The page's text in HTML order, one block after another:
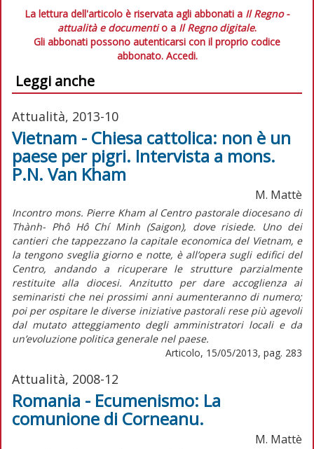
La lettura dell'articolo è riservata agli abbonati a Il Regno -
attualità e documentio a Il Regno digitale.
Gli abbonati possono autenticarsi con il proprio codice
abbonato. Accedi.
Leggi anche
Attualità, 2013-10
Vietnam - Chiesa cattolica: non è un
paese per pigri. Intervista a mons.
P.N. Van Kham
M. Mattè
Incontro mons. Pierre Kham al Centro pastorale diocesano di
Thành- Phô Hô Chí Minh (Saigon), dove risiede. Uno dei
cantieri che tappezzano la capitale economica del Vietnam, e
la tengono sveglia giorno e notte, è all’opera sugli edifici del
Centro, andando a ricuperare le strutture parzialmente
restituite alla diocesi. Anzitutto per dare accoglienza ai
seminaristi che nei prossimi anni aumenteranno di numero;
poi per ospitare le diverse iniziative pastorali rese più agevoli
dal mutato atteggiamento degli amministratori locali e da
un’evoluzione politica generale nel paese.
Articolo, 15/05/2013, pag. 283
Attualità, 2008-12
Romania - Ecumenismo: La
comunione di Corneanu.
M. Mattè